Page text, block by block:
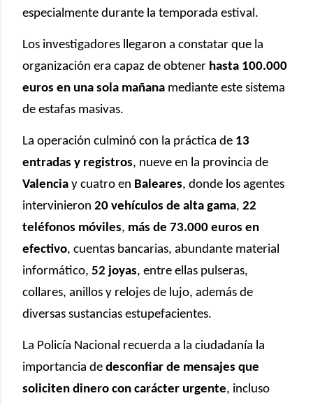
especialmente durante la temporada estival.
Los investigadores llegaron a constatar que la
organización era capaz de obtener hasta 100.000
euros en una sola mañana mediante este sistema
de estafas masivas.
La operación culminó con la práctica de 13
entradas y registros, nueve en la provincia de
Valencia y cuatro en Baleares, donde los agentes
intervinieron 20 vehículos de alta gama, 22
teléfonos móviles, más de 73.000 euros en
efectivo, cuentas bancarias, abundante material
informático, 52 joyas, entre ellas pulseras,
collares, anillos y relojes de lujo, además de
diversas sustancias estupefacientes.
La Policía Nacional recuerda a la ciudadanía la
importancia de desconfiar de mensajes que
soliciten dinero con carácter urgente, incluso